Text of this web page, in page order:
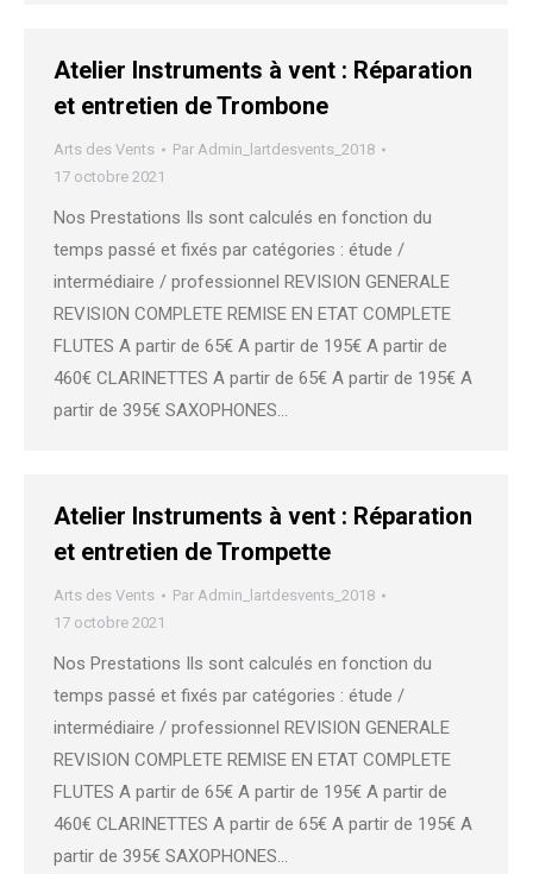
Atelier Instruments à vent : Réparation
et entretien de Trombone
Arts des Vents Par Admin_lartdesvents_2018
17 octobre 2021
Nos Prestations Ils sont calculés en fonction du
temps passé et fixés par catégories : étude /
intermédiaire / professionnel REVISION GENERALE
REVISION COMPLETE REMISE EN ETAT COMPLETE
FLUTES A partir de 65€ A partir de 195€ A partir de
460€ CLARINETTES A partir de 65€ A partir de 195€ A
partir de 395€ SAXOPHONES…
Atelier Instruments à vent : Réparation
et entretien de Trompette
Arts des Vents Par Admin_lartdesvents_2018
17 octobre 2021
Nos Prestations Ils sont calculés en fonction du
temps passé et fixés par catégories : étude /
intermédiaire / professionnel REVISION GENERALE
REVISION COMPLETE REMISE EN ETAT COMPLETE
FLUTES A partir de 65€ A partir de 195€ A partir de
460€ CLARINETTES A partir de 65€ A partir de 195€ A
partir de 395€ SAXOPHONES…